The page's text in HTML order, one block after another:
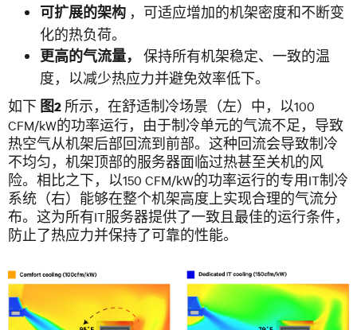
可扩展的架构 ，可适应增加的机架密度和不断变
化的热负荷。
更高的气流量，
保持所有机架稳定、一致的温
度，以减少热应力并避免效率低下。
如下 图2 所示，在舒适制冷场景（左）中，以100
CFM/kW的功率运行，由于制冷单元的气流不足，导致
热空气从机架后部回流到前部。这种回流会导致制冷
不均匀，机架顶部的服务器面临过热甚至关机的风
险。相比之下，以150 CFM/kW的功率运行的专用IT制冷
系统（右）能够在整个机架高度上实现合理的气流分
布。这为所有IT服务器提供了一致且最佳的运行条件，
防止了热应力并保持了可靠的性能。